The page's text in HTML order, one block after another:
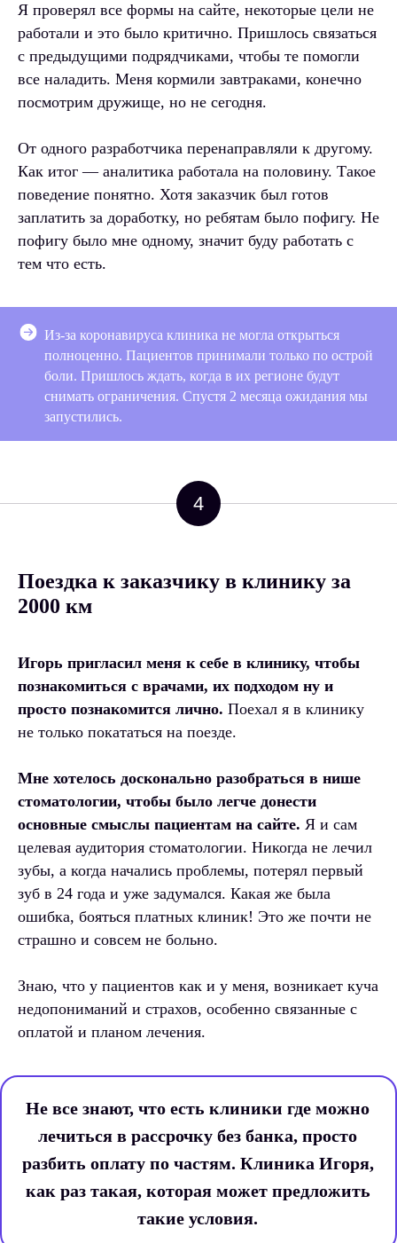
Я проверял все формы на сайте, некоторые цели не
работали и это было критично. Пришлось связаться
с предыдущими подрядчиками, чтобы те помогли
все наладить. Меня кормили завтраками, конечно
посмотрим дружище, но не сегодня.
От одного разработчика перенаправляли к другому.
Как итог — аналитика работала на половину. Такое
поведение понятно. Хотя заказчик был готов
заплатить за доработку, но ребятам было пофигу. Не
пофигу было мне одному, значит буду работать с
тем что есть.
Из-за коронавируса клиника не могла открыться
полноценно. Пациентов принимали только по острой
боли. Пришлось ждать, когда в их регионе будут
снимать ограничения. Спустя 2 месяца ожидания мы
запустились.
4
Поездка к заказчику в клинику за
2000 км
Игорь пригласил меня к себе в клинику, чтобы
познакомиться с врачами, их подходом ну и
просто познакомится лично. Поехал я в клинику
не только покататься на поезде.
Мне хотелось досконально разобраться в нише
стоматологии, чтобы было легче донести
основные смыслы пациентам на сайте. Я и сам
целевая аудитория стоматологии. Никогда не лечил
зубы, а когда начались проблемы, потерял первый
зуб в 24 года и уже задумался. Какая же была
ошибка, бояться платных клиник! Это же почти не
страшно и совсем не больно.
Знаю, что у пациентов как и у меня, возникает куча
недопониманий и страхов, особенно связанные с
оплатой и планом лечения.
Не все знают, что есть клиники где можно
лечиться в рассрочку без банка, просто
разбить оплату по частям. Клиника Игоря,
как раз такая, которая может предложить
такие условия.